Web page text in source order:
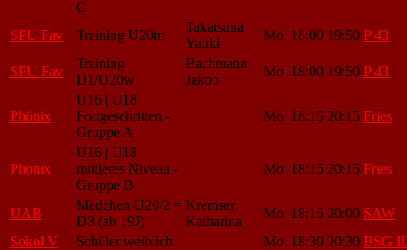
C
SPU Fav Training U20m
Takatsuna
Yuuki
Mo 18:00 19:50 P 43
SPU Fav
Training
D1/U20w
Bachmann
Jakob
Mo 18:00 19:50 P 43
Phönix
U16 | U18
Fortgeschritten -
Gruppe A
Mo 18:15 20:15 Fries
Phönix
U16 | U18
mittleres Niveau -
Gruppe B
Mo 18:15 20:15 Fries
UAB
Mädchen U20/2 =
D3 (ab 19J)
Kremser
Katharina
Mo 18:15 20:00 SAW
Sokol V
Schüler weiblich Mo 18:30 20:30 BSG